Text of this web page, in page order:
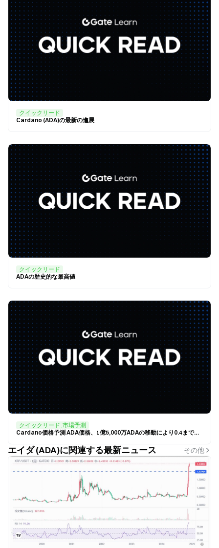
クイックリード
Cardano (ADA)の最新の進展
クイックリード
ADAの歴史的な最高値
クイックリード ,市場予測
Cardano価格予測 ADA価格、1億5,000万ADAの移動により0.4まで下落
エイダ (ADA)に関連する最新ニュース その他